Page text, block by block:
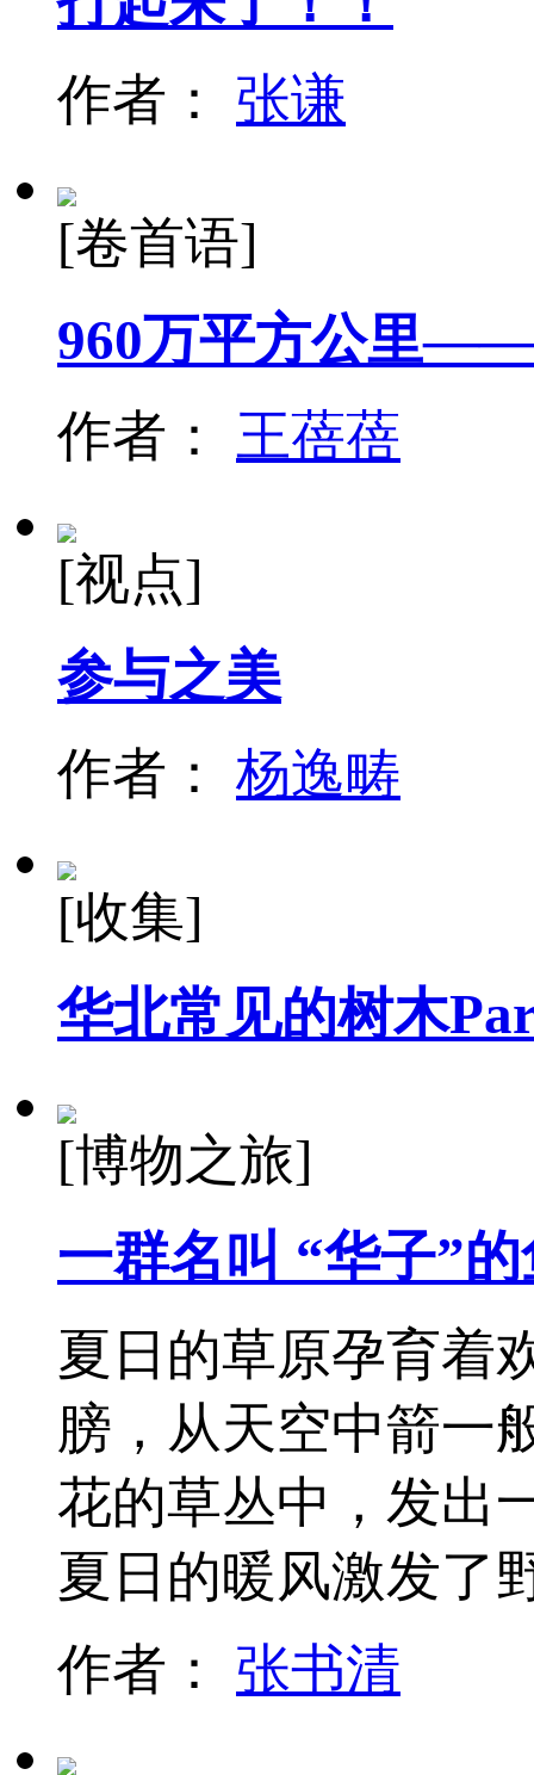
作者： 张谦
[卷首语]
960万平方公里
作者： 王蓓蓓
[视点]
参与之美
作者： 杨逸畴
[收集]
华北常见的树木
[博物之旅]
一群名叫 “华子”
夏日的草原孕育着
膀，从天空中箭一
花的草丛中，发出
夏日的暖风激发
作者： 张书清